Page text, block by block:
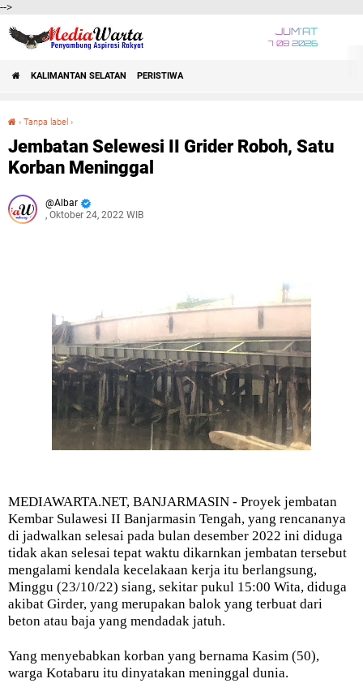
-->
JUM'AT
7 08 2026
KALIMANTAN SELATAN PERISTIWA
› Tanpa label ›
Jembatan Selewesi II Grider Roboh, Satu
Korban Meninggal
Albar
, Oktober 24, 2022 WIB
MEDIAWARTA.NET, BANJARMASIN - Proyek jembatan
Kembar Sulawesi II Banjarmasin Tengah, yang rencananya
di jadwalkan selesai pada bulan desember 2022 ini diduga
tidak akan selesai tepat waktu dikarnkan jembatan tersebut
mengalami kendala kecelakaan kerja itu berlangsung,
Minggu (23/10/22) siang, sekitar pukul 15:00 Wita, diduga
akibat Girder, yang merupakan balok yang terbuat dari
beton atau baja yang mendadak jatuh.
Yang menyebabkan korban yang bernama Kasim (50),
warga Kotabaru itu dinyatakan meninggal dunia.